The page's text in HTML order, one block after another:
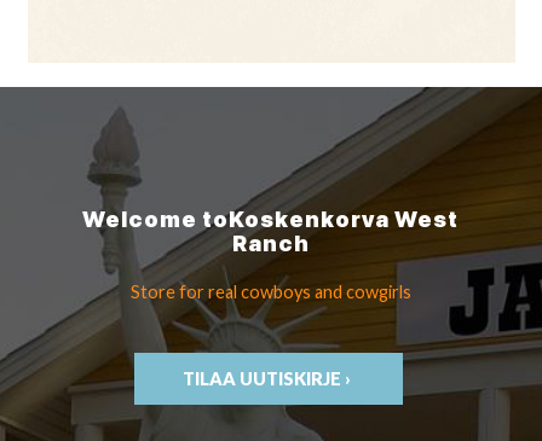
Welcome toKoskenkorvaWest
Ranch
Store for real cowboys and cowgirls
TILAA UUTISKIRJE ›